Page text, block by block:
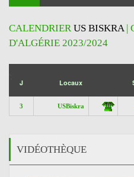
CALENDRIERUS BISKRA|
D'ALGÉRIE 2023/2024
J Locaux
3 USBiskra
VIDÉOTHÈQUE